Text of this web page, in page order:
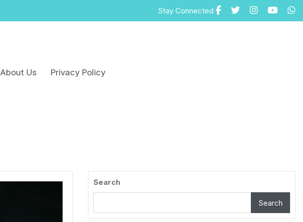
Stay Connected
About Us Privacy Policy
Search
Search